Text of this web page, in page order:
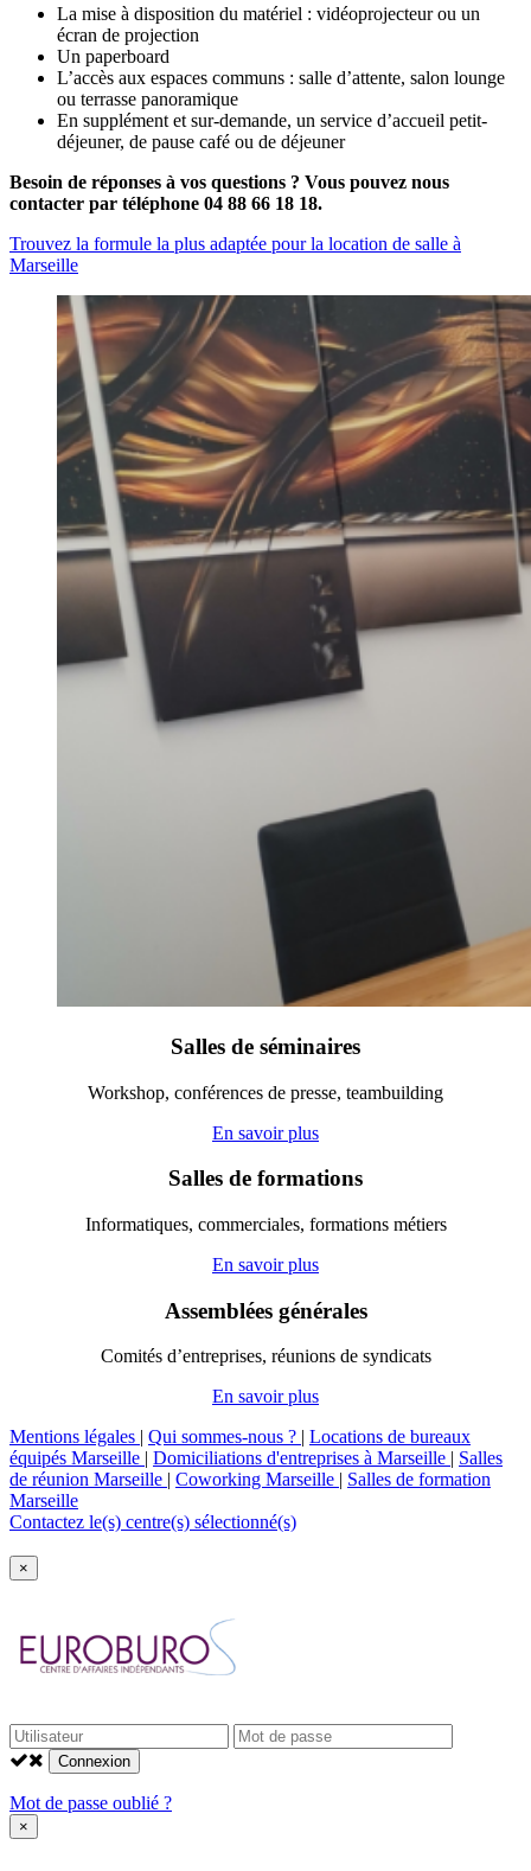
La mise à disposition du matériel : vidéoprojecteur ou un
écran de projection
Un paperboard
L’accès aux espaces communs : salle d’attente, salon lounge
ou terrasse panoramique
En supplément et sur-demande, un service d’accueil petit-
déjeuner, de pause café ou de déjeuner
Besoin de réponses à vos questions ? Vous pouvez nous
contacter par téléphone 04 88 66 18 18.
Trouvez la formule la plus adaptée pour la location de salle à
Marseille
Salles de séminaires
Workshop, conférences de presse, teambuilding
En savoir plus
Salles de formations
Informatiques, commerciales, formations métiers
En savoir plus
Assemblées générales
Comités d’entreprises, réunions de syndicats
En savoir plus
Mentions légales
Qui sommes-nous ?
Locations de bureaux
équipés Marseille
Domiciliations d'entreprises à Marseille
Salles
de réunion Marseille
Coworking Marseille
Salles de formation
Marseille
Contactez le(s) centre(s) sélectionné(s)
×
Connexion
Mot de passe oublié ?
×